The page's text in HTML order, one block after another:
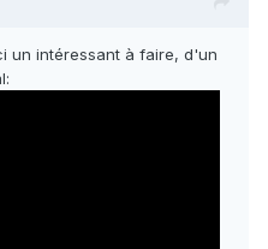
un intéressant à faire, d'un